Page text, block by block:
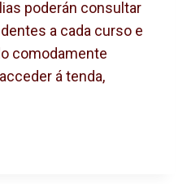
poderán consultar
a cada curso e
comodamente
á tenda,